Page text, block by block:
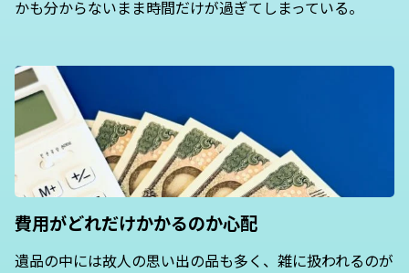
かも分からないまま時間だけが過ぎてしまっている。
費用がどれだけかかるのか心配
遺品の中には故人の思い出の品も多く、雑に扱われるのが